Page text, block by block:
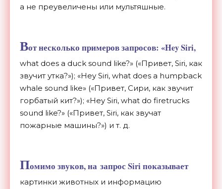
а не преувеличены или мультяшные.
Вот несколько примеров запросов: «Hey Siri,
what does a duck sound like?» («Привет, Siri, как
звучит утка?»); «Hey Siri, what does a humpback
whale sound like» («Привет, Сири, как звучит
горбатый кит?»); «Hey Siri, what do firetrucks
sound like?» («Привет, Siri, как звучат
пожарные машины?») и т. д.
Помимо звуков, на запрос Siri показывает
картинки животных и информацию